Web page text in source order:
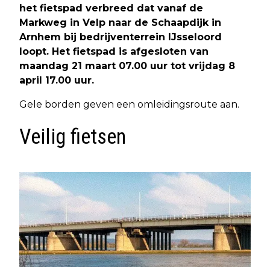
het fietspad verbreed dat vanaf de
Markweg in Velp naar de Schaapdijk in
Arnhem bij bedrijventerrein IJsseloord
loopt. Het fietspad is afgesloten van
maandag 21 maart 07.00 uur tot vrijdag 8
april 17.00 uur.
Gele borden geven een omleidingsroute aan.
Veilig fietsen